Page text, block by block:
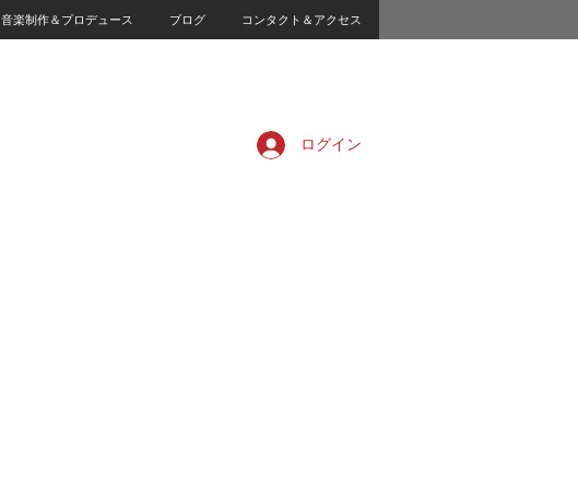
音楽制作＆プロデュース ブログ コンタクト＆アクセス
ログイン